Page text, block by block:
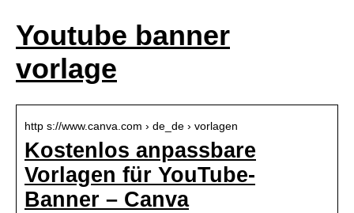
Youtube banner
vorlage
http s://www.canva.com › de_de › vorlagen
Kostenlos anpassbare
Vorlagen für YouTube-
Banner – Canva